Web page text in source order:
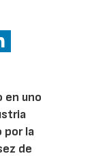
en uno
por la
de